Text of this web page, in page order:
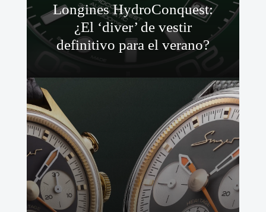
Longines HydroConquest:
¿El ‘diver’ de vestir
definitivo para el verano?